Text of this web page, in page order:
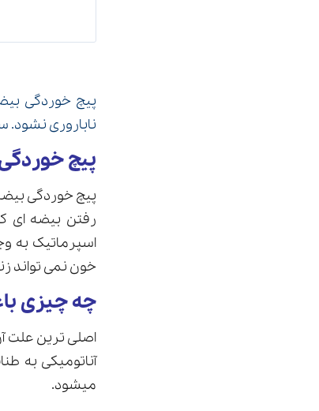
پیچ خوردگی
ناباروری نشود.
پیچ
پیچ خوردگی
رفتن بیضه ای
اسپرماتیک به
خون نمی تواند
چه چیزی
اصلی ترین علت
آناتومیکی به
میشود.